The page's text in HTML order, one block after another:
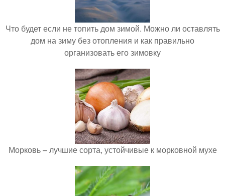
Что будет если не топить дом зимой. Можно ли оставлять
дом на зиму без отопления и как правильно
организовать его зимовку
Морковь – лучшие сорта, устойчивые к морковной мухе